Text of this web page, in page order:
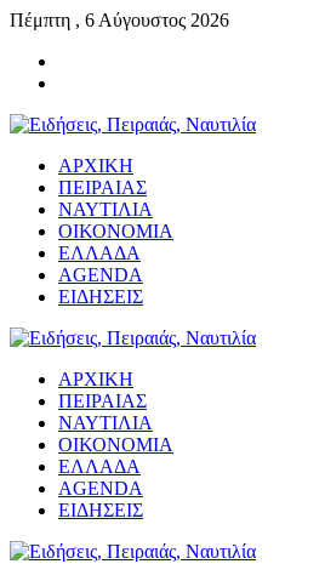
Πέμπτη , 6 Αύγουστος 2026
ΑΡΧΙΚΗ
ΠΕΙΡΑΙΑΣ
ΝΑΥΤΙΛΙΑ
ΟΙΚΟΝΟΜΙΑ
ΕΛΛΑΔΑ
AGENDA
ΕΙΔΗΣΕΙΣ
ΑΡΧΙΚΗ
ΠΕΙΡΑΙΑΣ
ΝΑΥΤΙΛΙΑ
ΟΙΚΟΝΟΜΙΑ
ΕΛΛΑΔΑ
AGENDA
ΕΙΔΗΣΕΙΣ